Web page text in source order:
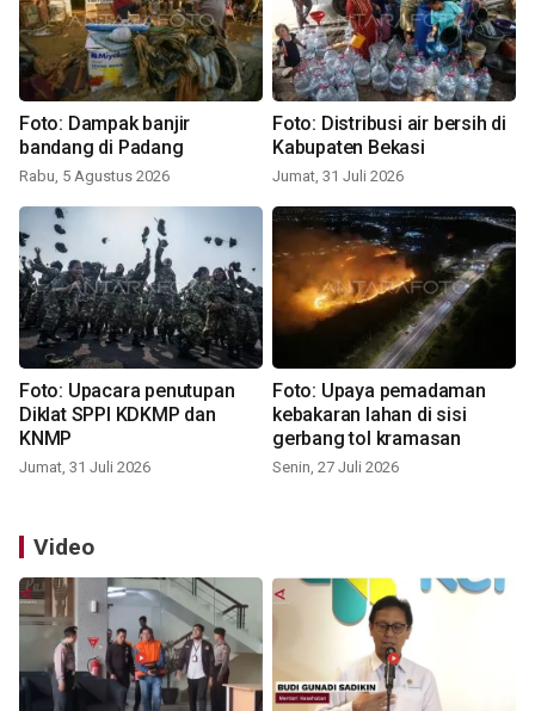
Foto: Dampak banjir
bandang di Padang
Rabu, 5 Agustus 2026
Foto: Distribusi air bersih di
Kabupaten Bekasi
Jumat, 31 Juli 2026
Foto: Upacara penutupan
Diklat SPPI KDKMP dan
KNMP
Jumat, 31 Juli 2026
Foto: Upaya pemadaman
kebakaran lahan di sisi
gerbang tol kramasan
Senin, 27 Juli 2026
Video